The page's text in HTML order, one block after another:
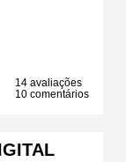
14 avaliações
10 comentários